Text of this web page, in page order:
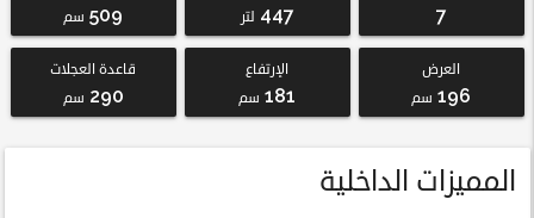
7
447 لتر 509 سم
العرض
196 سم
الإرتفاع
181 سم
قاعدة العجلات
290 سم
المميزات الداخلية